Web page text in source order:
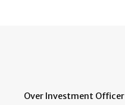
Over Investment Officer